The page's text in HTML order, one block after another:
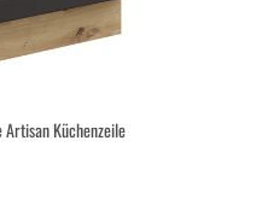
Küchenzeile